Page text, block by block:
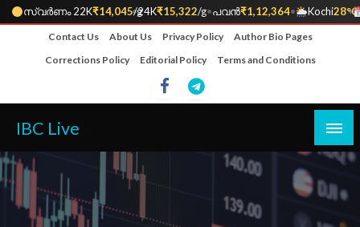
സ്വർണം 22K₹14,045/g
•24K₹15,322/g•പവൻ₹1,12,364• Kochi28°C
•
Contact Us About Us Privacy Policy
Author Bio Pages
Corrections Policy
Editorial Policy Terms and Conditions
IBC Live